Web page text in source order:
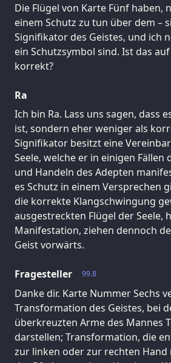
Die Flügel von Karte Fünf haben,
einem Schutz zu tun über dem –
Signifikator des Geistes, und ich
ein Schutzsymbol sind. Ist das
korrekt?
Ra
Ich bin Ra. Lass uns sagen, dass
ist, sondern eher weniger als
Signifikator besitzt eine
Seele, welche er in einigen Fällen
und Handeln des Adepten
es Schutz in einem Versprechen
die korrekte Klangschwingung
ausgestreckten Flügel der Seele,
Manifestation, ziehen dennoch
Geist vorwärts.
99.8
Fragesteller
Danke dir. Karte Nummer Sechs
Transformation des Geistes, bei
überkreuzten Arme des Mannes
darstellen; Transformation, die
zur linken oder zur rechten Hand